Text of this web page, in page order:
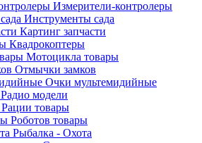
Измерители-контролеры
Инструменты сада
Картинг запчасти
Квадрокоптеры
Мотоцикла товары
Отмычки замков
Очки мультемидийные
Радио модели
Рации товары
Роботов товары
Рыбалка - Охота